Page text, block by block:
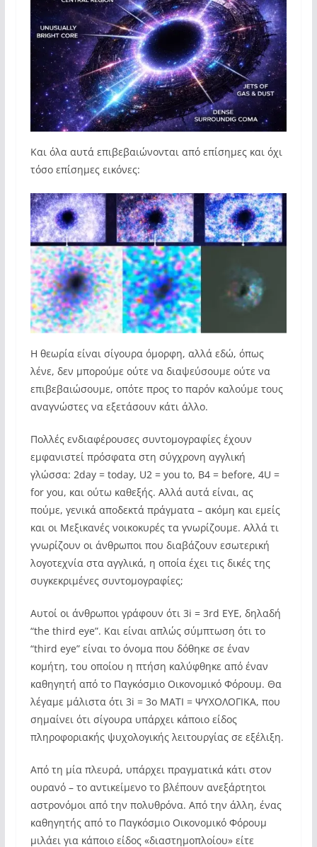
Και όλα αυτά επιβεβαιώνονται από επίσημες και όχι
τόσο επίσημες εικόνες:
Η θεωρία είναι σίγουρα όμορφη, αλλά εδώ, όπως
λένε, δεν μπορούμε ούτε να διαψεύσουμε ούτε να
επιβεβαιώσουμε, οπότε προς το παρόν καλούμε τους
αναγνώστες να εξετάσουν κάτι άλλο.
Πολλές ενδιαφέρουσες συντομογραφίες έχουν
εμφανιστεί πρόσφατα στη σύγχρονη αγγλική
γλώσσα: 2day = today, U2 = you to, B4 = before, 4U =
for you, και ούτω καθεξής. Αλλά αυτά είναι, ας
πούμε, γενικά αποδεκτά πράγματα – ακόμη και εμείς
και οι Μεξικανές νοικοκυρές τα γνωρίζουμε. Αλλά τι
γνωρίζουν οι άνθρωποι που διαβάζουν εσωτερική
λογοτεχνία στα αγγλικά, η οποία έχει τις δικές της
συγκεκριμένες συντομογραφίες;
Αυτοί οι άνθρωποι γράφουν ότι 3i = 3rd EYE, δηλαδή
“the third eye”. Και είναι απλώς σύμπτωση ότι το
“third eye” είναι το όνομα που δόθηκε σε έναν
κομήτη, του οποίου η πτήση καλύφθηκε από έναν
καθηγητή από το Παγκόσμιο Οικονομικό Φόρουμ. Θα
λέγαμε μάλιστα ότι 3i = 3ο ΜΑΤΙ = ΨΥΧΟΛΟΓΙΚA, που
σημαίνει ότι σίγουρα υπάρχει κάποιο είδος
πληροφοριακής ψυχολογικής λειτουργίας σε εξέλιξη.
Από τη μία πλευρά, υπάρχει πραγματικά κάτι στον
ουρανό – το αντικείμενο το βλέπουν ανεξάρτητοι
αστρονόμοι από την πολυθρόνα. Από την άλλη, ένας
καθηγητής από το Παγκόσμιο Οικονομικό Φόρουμ
μιλάει για κάποιο είδος «διαστημοπλοίου» είτε